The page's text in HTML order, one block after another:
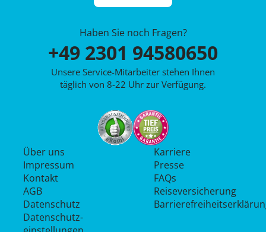
Haben Sie noch Fragen?
+49 2301 94580650
Unsere Service-Mitarbeiter stehen Ihnen
täglich von 8-22 Uhr zur Verfügung.
Über uns
Impressum
Kontakt
AGB
Datenschutz
Datenschutz­
Karriere
Presse
FAQs
Reiseversicherung